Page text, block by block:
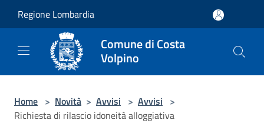
Regione Lombardia
Comune di Costa
Volpino
Home > Novità > Avvisi > Avvisi >
Richiesta di rilascio idoneità alloggiativa